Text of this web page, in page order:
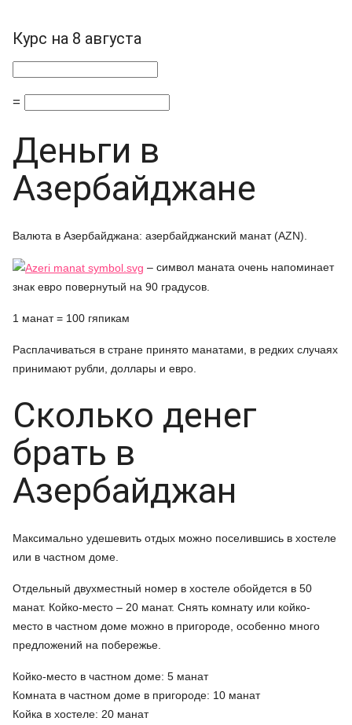
Курс на 8 августа
=
Деньги в
Азербайджане
Валюта в Азербайджана: азербайджанский манат (AZN).
– символ маната очень напоминает
знак евро повернутый на 90 градусов.
1 манат = 100 гяпикам
Расплачиваться в стране принято манатами, в редких случаях
принимают рубли, доллары и евро.
Сколько денег
брать в
Азербайджан
Максимально удешевить отдых можно поселившись в хостеле
или в частном доме.
Отдельный двухместный номер в хостеле обойдется в 50
манат. Койко-место – 20 манат. Снять комнату или койко-
место в частном доме можно в пригороде, особенно много
предложений на побережье.
Койко-место в частном доме: 5 манат
Комната в частном доме в пригороде: 10 манат
Койка в хостеле: 20 манат